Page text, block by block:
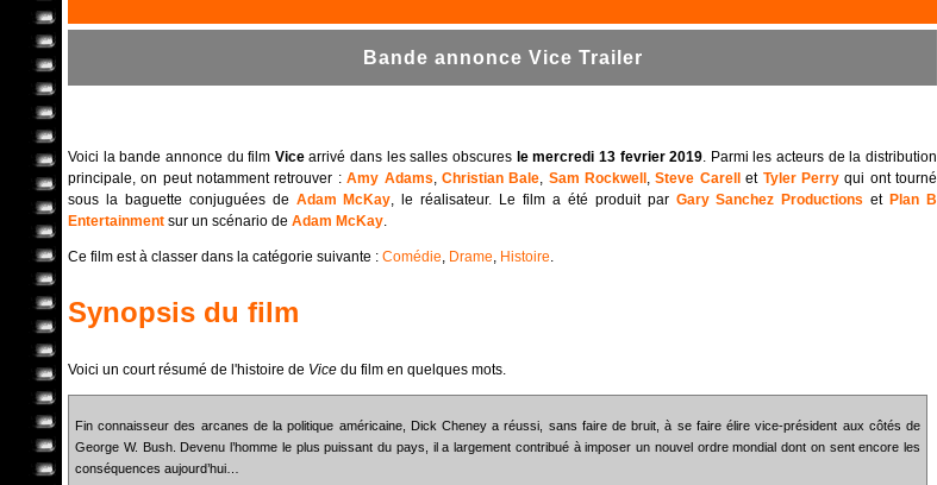
Bande annonce Vice Trailer
Voici la bande annonce du film Vicearrivé dans les salles obscures le mercredi 13 fevrier 2019. Parmi les acteurs de la distribution
principale, on peut notamment retrouver :Amy Adams, Christian Bale, Sam Rockwell ,Steve Carell et Tyler Perryqui ont tourné
sous la baguette conjuguées de Adam McKay, le réalisateur. Le film a été produit par Gary Sanchez Productions et Plan B
Entertainment sur un scénario de Adam McKay.
Ce film est à classer dans la catégorie suivante : Comédie, Drame, Histoire.
Synopsis du film
Voici un court résumé de l'histoire de Vice du film en quelques mots.
Fin connaisseur des arcanes de la politique américaine, Dick Cheney a réussi, sans faire de bruit, à se faire élire vice-président aux côtés de
George W. Bush. Devenu l’homme le plus puissant du pays, il a largement contribué à imposer un nouvel ordre mondial dont on sent encore les
conséquences aujourd’hui…